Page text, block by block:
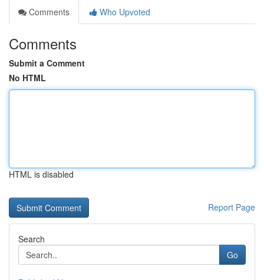
Comments
Who Upvoted
Comments
Submit a Comment
No HTML
HTML is disabled
Report Page
Search
Go